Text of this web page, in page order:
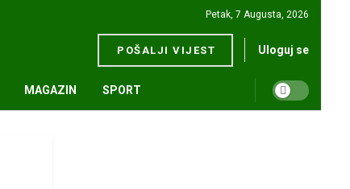
Petak, 7 Augusta, 2026
POŠALJI VIJEST Uloguj se
MAGAZIN SPORT